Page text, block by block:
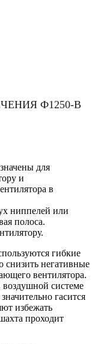
Ф1250-B
для
и
в
ниппелей или
полоса.
гибкие
снизить негативные
вентилятора.
системе
гасится
избежать
проходит